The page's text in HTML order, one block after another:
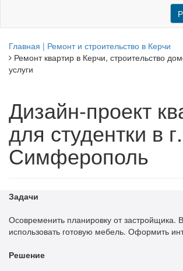
Главная | Ремонт и строительство в Керчи
Ремонт квартир в Керчи, строительство
услуги
Дизайн-проект
для студентки в г.
Симферополь
Задачи
Осовременить планировку от застройщика.
использовать готовую мебель. Оформить
Решение